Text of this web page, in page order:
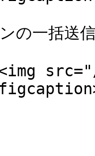
の一括送
src="/